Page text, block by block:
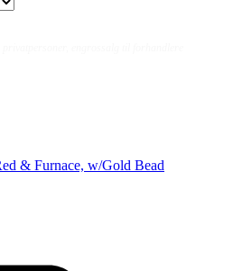
& Furnace, w/Gold Bead